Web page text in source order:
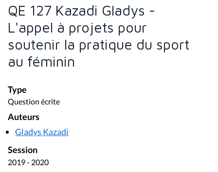
QE 127 Kazadi Gladys -
L'appel à projets pour
soutenir la pratique du sport
au féminin
Type
Question écrite
Auteurs
Gladys Kazadi
Session
2019 - 2020